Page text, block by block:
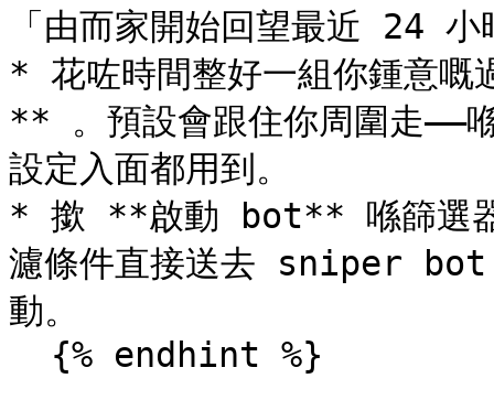
「由而家開始回望最近 24
* 花咗時間整好一組你鍾意
** 。預設會跟住你周圍走
設定入面都用到。
* 撳 **啟動 bot** 喺篩選器
濾條件直接送去 sniper bot
動。